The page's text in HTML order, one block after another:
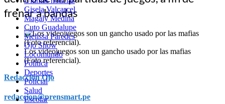
Gisela Valcarcel
Magaly Medina
Cuto Guadalupe
Melissa Paredes
Ojo Show
Locomundo
Política
Deportes
Policial
Salud
Escolar
frenar a bandas
Los videojuegos son un gancho usado por las mafias
(Foto referencial).
Redacción Ojo
redaccion@prensmart.pe